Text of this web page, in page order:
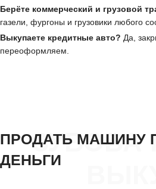
Берёте коммерческий и грузовой
газели, фургоны и грузовики любого
Выкупаете кредитные авто? Да,
переоформляем.
ЗУБОВА
ПРОДАТЬ МАШИНУ
ДЕНЬГИ